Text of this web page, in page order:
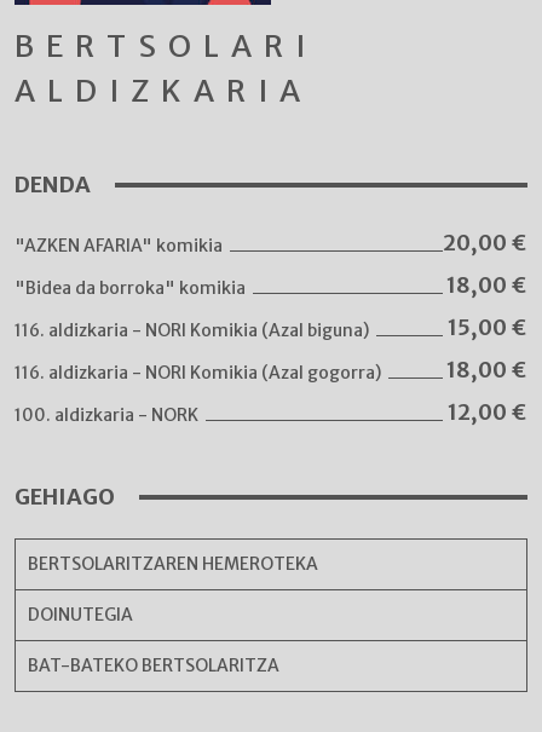
BERTSOLARI
ALDIZKARIA
DENDA
"AZKEN AFARIA" komikia 20,00 €
"Bidea da borroka" komikia 18,00 €
116. aldizkaria - NORI Komikia (Azal biguna) 15,00 €
116. aldizkaria - NORI Komikia (Azal gogorra) 18,00 €
100. aldizkaria - NORK 12,00 €
GEHIAGO
BERTSOLARITZAREN HEMEROTEKA
DOINUTEGIA
BAT-BATEKO BERTSOLARITZA